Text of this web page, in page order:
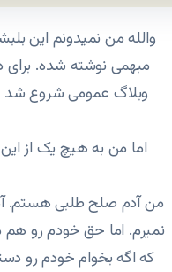
والله من نمیدونم این
مبهمی نوشته شده. برای
وبلاگ عمومی شروع شد
اما من به هیچ یک از
من آدم صلح طلبی هستم.
نمیرم. اما حق خودم رو هم
که اگه بخوام خودم رو